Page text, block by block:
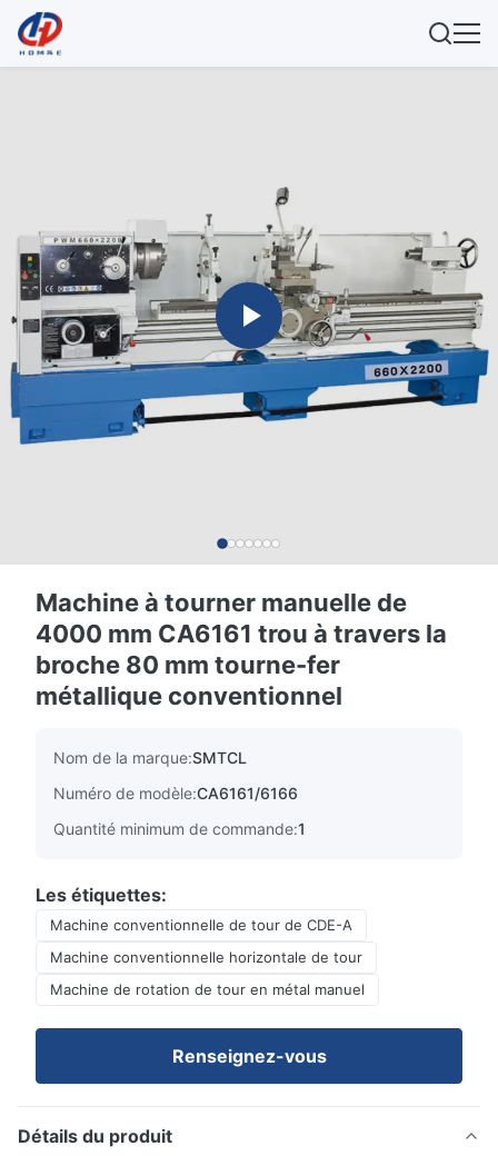
Machine à tourner manuelle de
4000 mm CA6161 trou à travers la
broche 80 mm tourne-fer
métallique conventionnel
Nom de la marque:SMTCL
Numéro de modèle:CA6161/6166
Quantité minimum de commande:1
Les étiquettes:
Machine conventionnelle de tour de CDE-A
Machine conventionnelle horizontale de tour
Machine de rotation de tour en métal manuel
Renseignez-vous
Détails du produit